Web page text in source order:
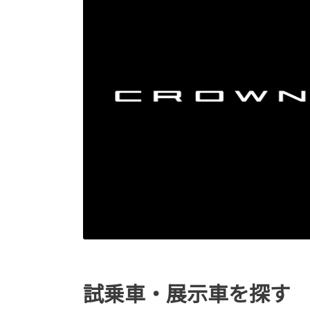
試乗車・展示車を探す